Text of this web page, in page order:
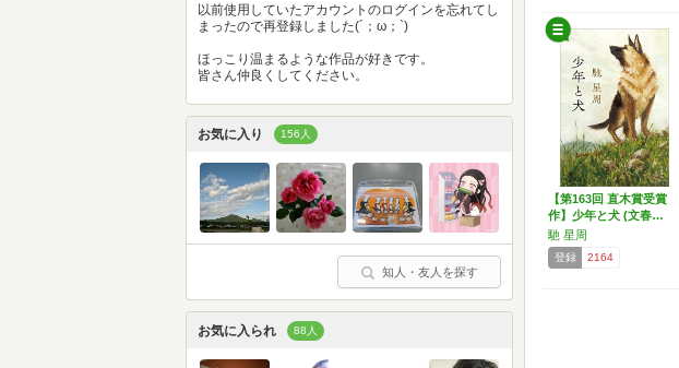
【第163回 直木賞受賞
作】少年と犬 (文春…
馳 星周
登録 2164
以前使用していたアカウントのログインを忘れてし
まったので再登録しました(´；ω；`)
ほっこり温まるような作品が好きです。
皆さん仲良くしてください。
お気に入り 156人
知人・友人を探す
お気に入られ 88人